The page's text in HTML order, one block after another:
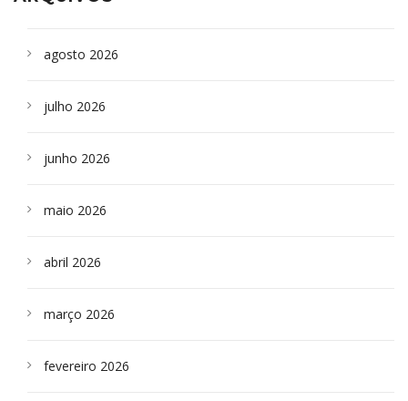
agosto 2026
julho 2026
junho 2026
maio 2026
abril 2026
março 2026
fevereiro 2026